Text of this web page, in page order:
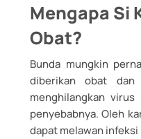
Mengapa Si
Obat?
Bunda mungkin
diberikan obat dan
menghilangkan
penyebabnya. Oleh
dapat melawan infeksi